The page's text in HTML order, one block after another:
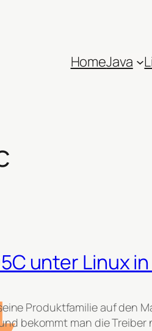
HomeJava
unter Linux
Produktfamilie auf den
bekommt man die Treiber